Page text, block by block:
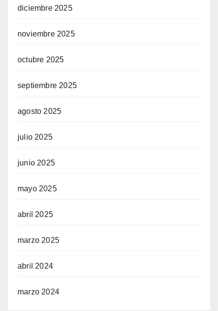
diciembre 2025
noviembre 2025
octubre 2025
septiembre 2025
agosto 2025
julio 2025
junio 2025
mayo 2025
abril 2025
marzo 2025
abril 2024
marzo 2024